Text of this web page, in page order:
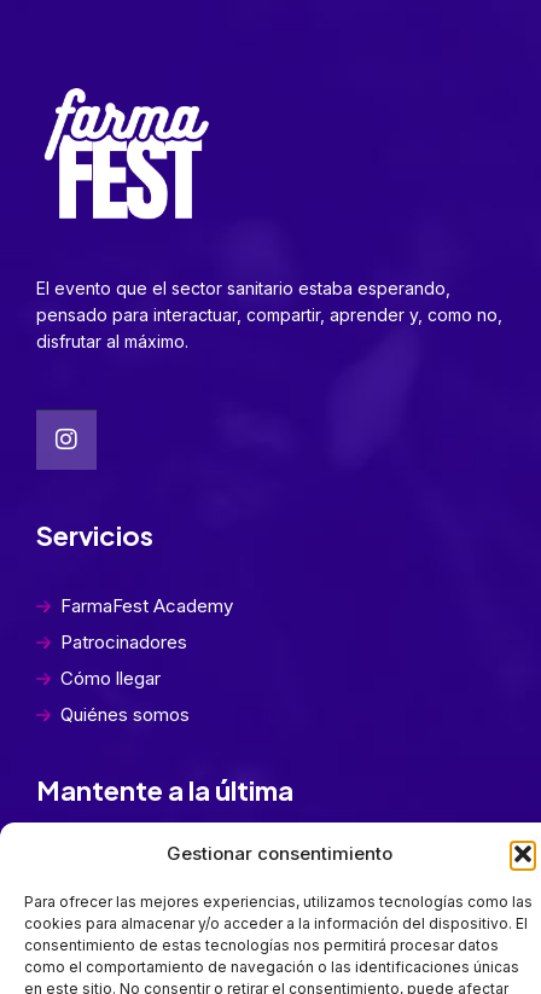
Gestionar consentimiento
Para ofrecer las mejores experiencias, utilizamos tecnologías como las
cookies para almacenar y/o acceder a la información del dispositivo. El
consentimiento de estas tecnologías nos permitirá procesar datos
como el comportamiento de navegación o las identificaciones únicas
en este sitio. No consentir o retirar el consentimiento, puede afectar
El evento que el sector sanitario estaba esperando,
pensado para interactuar, compartir, aprender y, como no,
disfrutar al máximo.
Servicios
FarmaFest Academy
Patrocinadores
Cómo llegar
Quiénes somos
Mantente a la última
He leído y acepto laPolítica de Privacidad
Suscríbete